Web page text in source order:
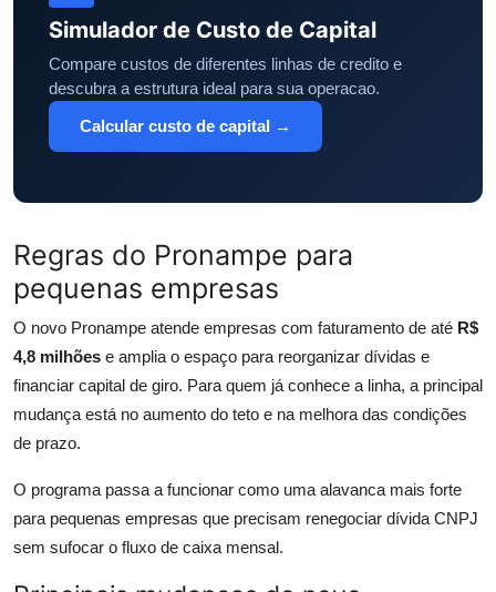
Simulador de Custo de Capital
Compare custos de diferentes linhas de credito e
descubra a estrutura ideal para sua operacao.
Calcular custo de capital →
Regras do Pronampe para
pequenas empresas
O novo Pronampe atende empresas com faturamento de até R$
4,8 milhões e amplia o espaço para reorganizar dívidas e
financiar capital de giro. Para quem já conhece a linha, a principal
mudança está no aumento do teto e na melhora das condições
de prazo.
O programa passa a funcionar como uma alavanca mais forte
para pequenas empresas que precisam renegociar dívida CNPJ
sem sufocar o fluxo de caixa mensal.